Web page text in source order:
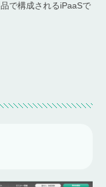
で構成されるiPaaSで